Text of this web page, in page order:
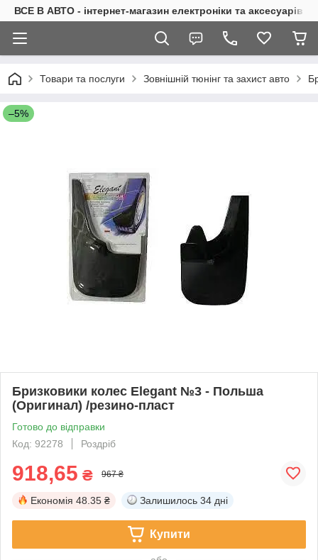
ВСЕ В АВТО - інтернет-магазин електроніки та аксесуарів в
Товари та послуги Зовнішній тюнінг та захист авто
–5%
Бризковики колес Elegant №3 - Польша
(Оригинал) /резино-пласт
Готово до відправки
Код: 92278
Роздріб
918,65 ₴ 967 ₴
Економія 48.35 ₴ Залишилось 34 дні
Купити